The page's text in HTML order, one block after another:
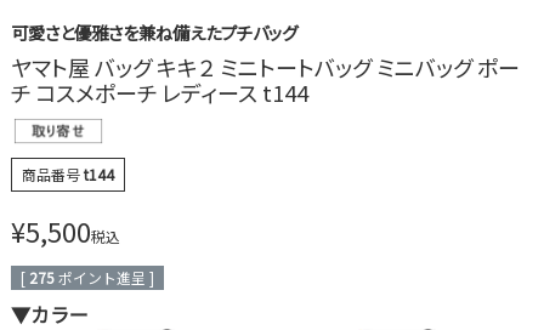
可愛さと優雅さを兼ね備えたプチバッグ
ヤマト屋 バッグ キキ２ ミニトートバッグ ミニバッグ ポー
チ コスメポーチ レディース t144
商品番号t144
¥5,500税込
[ 275ポイント進呈 ]
▼カラー